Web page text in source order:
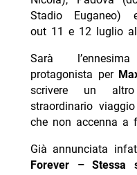
Stadio Euganeo)
out 11 e 12 luglio
Sarà
protagonista per
scrivere un
straordinario
che non accenna a
Già annunciata
Forever – Stessa